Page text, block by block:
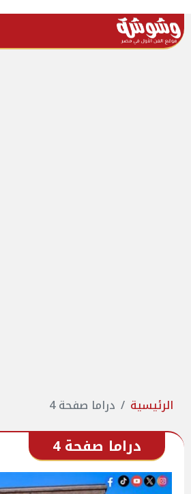
الرئيسية دراما صفحة 4
دراما صفحة 4